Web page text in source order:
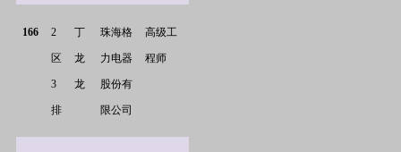
166 2
区
3
排
丁
龙
龙
珠海格
力电器
股份有
限公司
高级工
程师